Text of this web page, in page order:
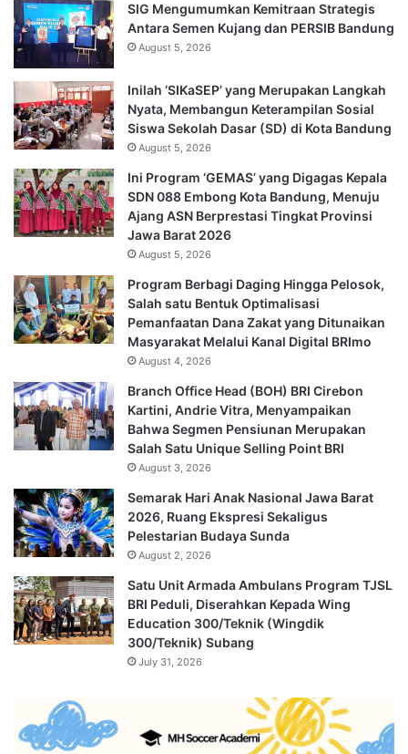
SIG Mengumumkan Kemitraan Strategis
Antara Semen Kujang dan PERSIB Bandung
August 5, 2026
Inilah ‘SIKaSEP’ yang Merupakan Langkah
Nyata, Membangun Keterampilan Sosial
Siswa Sekolah Dasar (SD) di Kota Bandung
August 5, 2026
Ini Program ‘GEMAS’ yang Digagas Kepala
SDN 088 Embong Kota Bandung, Menuju
Ajang ASN Berprestasi Tingkat Provinsi
Jawa Barat 2026
August 5, 2026
Program Berbagi Daging Hingga Pelosok,
Salah satu Bentuk Optimalisasi
Pemanfaatan Dana Zakat yang Ditunaikan
Masyarakat Melalui Kanal Digital BRImo
August 4, 2026
Branch Office Head (BOH) BRI Cirebon
Kartini, Andrie Vitra, Menyampaikan
Bahwa Segmen Pensiunan Merupakan
Salah Satu Unique Selling Point BRI
August 3, 2026
Semarak Hari Anak Nasional Jawa Barat
2026, Ruang Ekspresi Sekaligus
Pelestarian Budaya Sunda
August 2, 2026
Satu Unit Armada Ambulans Program TJSL
BRI Peduli, Diserahkan Kepada Wing
Education 300/Teknik (Wingdik
300/Teknik) Subang
July 31, 2026